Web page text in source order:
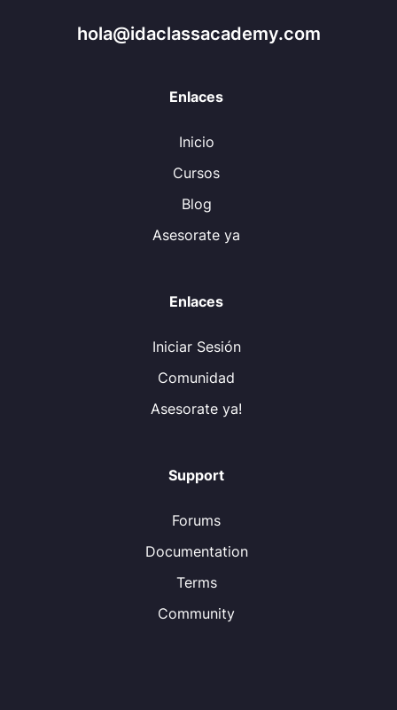
hola@idaclassacademy.com
Enlaces
Inicio
Cursos
Blog
Asesorate ya
Enlaces
Iniciar Sesión
Comunidad
Asesorate ya!
Support
Forums
Documentation
Terms
Community